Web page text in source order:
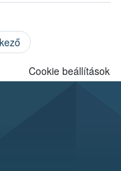
Cookie beállítások